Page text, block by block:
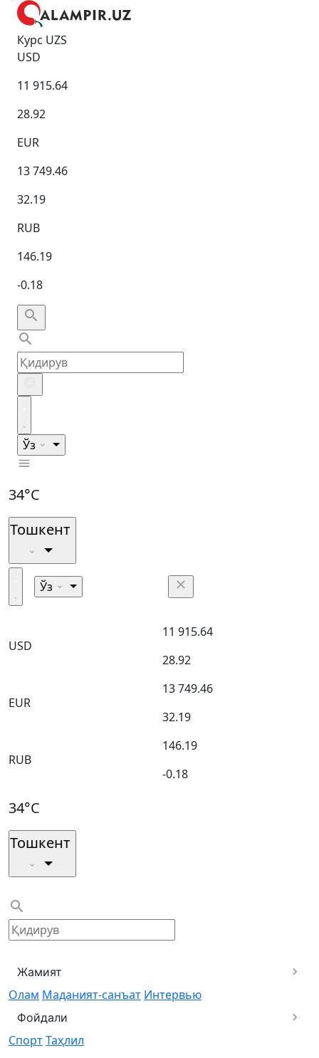
Курс UZS
USD
11 915.64
28.92
EUR
13 749.46
32.19
RUB
146.19
-0.18
Ўз
34°C
Тошкент
Ўз
USD
11 915.64
28.92
EUR
13 749.46
32.19
RUB
146.19
-0.18
34°C
Тошкент
Жамият
Олам Маданият-санъат Интервью
Фойдали
СпортТаҳлил